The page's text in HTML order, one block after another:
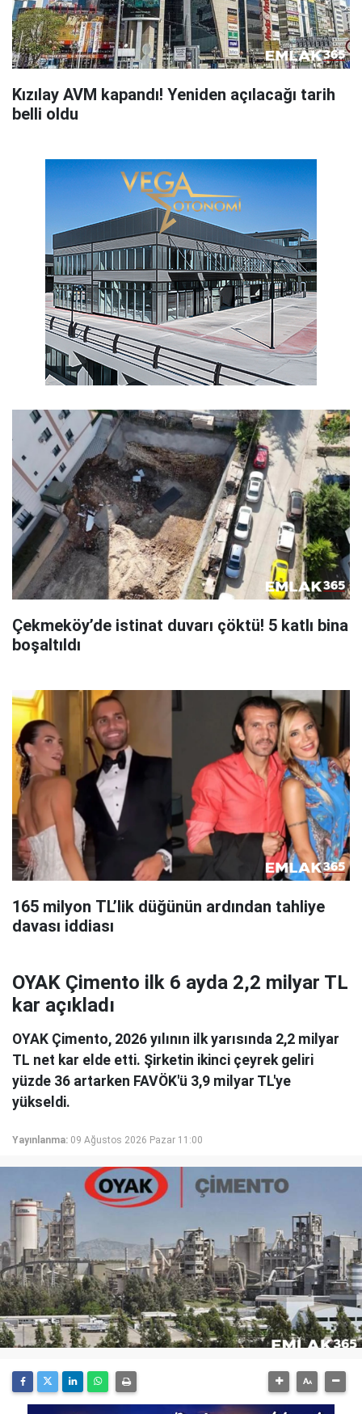
Kızılay AVM kapandı! Yeniden açılacağı tarih
belli oldu
Çekmeköy’de istinat duvarı çöktü! 5 katlı bina
boşaltıldı
165 milyon TL’lik düğünün ardından tahliye
davası iddiası
OYAK Çimento ilk 6 ayda 2,2 milyar TL
kar açıkladı
OYAK Çimento, 2026 yılının ilk yarısında 2,2 milyar
TL net kar elde etti. Şirketin ikinci çeyrek geliri
yüzde 36 artarken FAVÖK'ü 3,9 milyar TL'ye
yükseldi.
Yayınlanma: 09 Ağustos 2026 Pazar 11:00